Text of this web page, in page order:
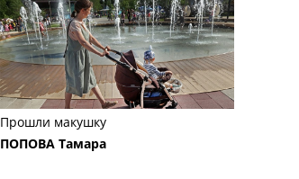
Прошли макушку
ПОПОВА Тамара